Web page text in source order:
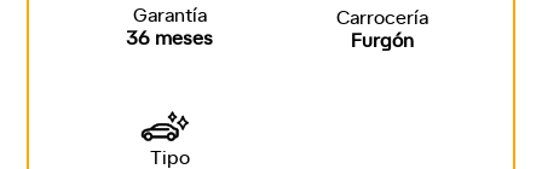
Garantía
36 meses
Carrocería
Furgón
Tipo